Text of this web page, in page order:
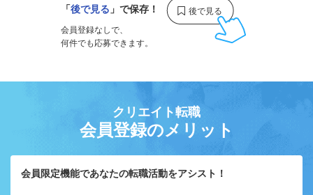
「後で見る 」で保存！
会員登録なしで、
何件でも応募できます。
クリエイト転職
会員登録のメリット
会員限定機能であなたの転職活動をアシスト！